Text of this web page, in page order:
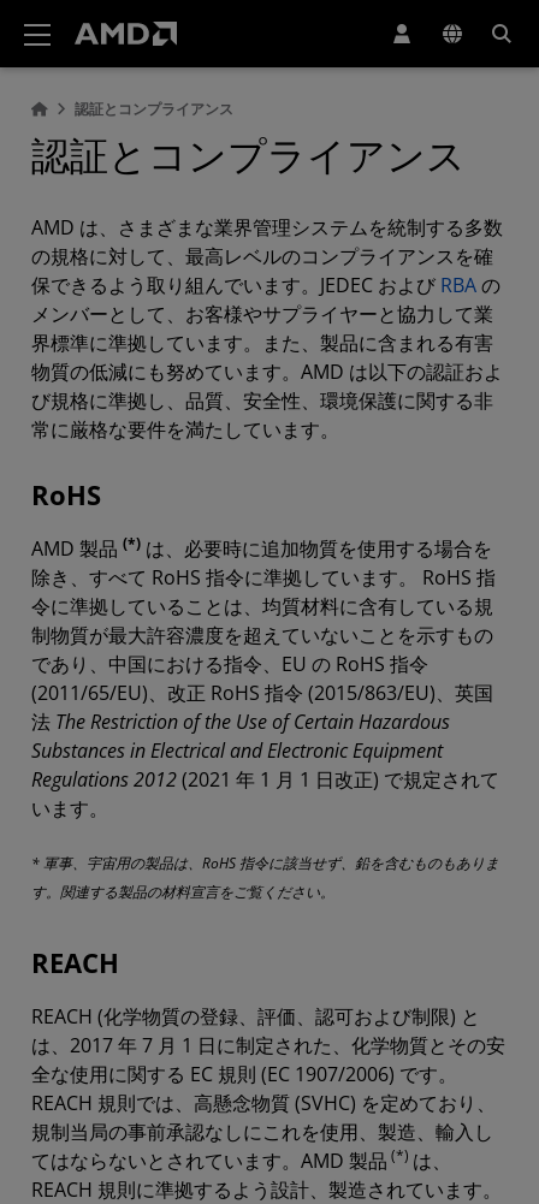
認証とコンプライアンス
認証とコンプライアンス
AMD は、さまざまな業界管理システムを統制する多数
の規格に対して、最高レベルのコンプライアンスを確
保できるよう取り組んでいます。JEDEC および RBAの
メンバーとして、お客様やサプライヤーと協力して業
界標準に準拠しています。また、製品に含まれる有害
物質の低減にも努めています。AMD は以下の認証およ
び規格に準拠し、品質、安全性、環境保護に関する非
常に厳格な要件を満たしています。
RoHS
AMD 製品 (*) は、必要時に追加物質を使用する場合を
除き、すべて RoHS 指令に準拠しています。 RoHS 指
令に準拠していることは、均質材料に含有している規
制物質が最大許容濃度を超えていないことを示すもの
であり、中国における指令、EU の RoHS 指令
(2011/65/EU)、改正 RoHS 指令 (2015/863/EU)、英国
法 The Restriction of the Use of Certain Hazardous
Substances in Electrical and Electronic Equipment
Regulations 2012(2021 年 1 月 1 日改正) で規定されて
います。
* 軍事、宇宙用の製品は、RoHS 指令に該当せず、鉛を含むものもありま
す。関連する製品の材料宣言をご覧ください。
REACH
REACH (化学物質の登録、評価、認可および制限) と
は、2017 年 7 月 1 日に制定された、化学物質とその安
全な使用に関する EC 規則 (EC 1907/2006) です。
REACH 規則では、高懸念物質 (SVHC) を定めており、
規制当局の事前承認なしにこれを使用、製造、輸入し
てはならないとされています。AMD 製品 (*) は、
REACH 規則に準拠するよう設計、製造されています。